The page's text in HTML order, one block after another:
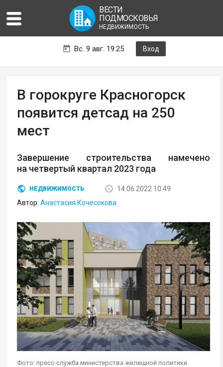
ВЕСТИ
ПОДМОСКОВЬЯ
НЕДВИЖИМОСТЬ
Вс. 9 авг. 19:25 Вход
В горокруге Красногорск
появится детсад на 250
мест
Завершение строительства намечено
на четвертый квартал 2023 года
НЕДВИЖИМОСТЬ
14.06.2022 10:49
Автор:Анастасия Кочесокова
Фото: пресс-служба министерства жилищной политики